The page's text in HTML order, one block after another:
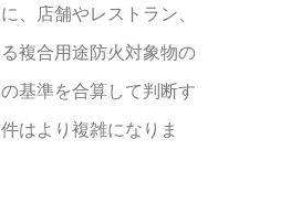
、店舗やレストラン、
複合用途防火対象物の
基準を合算して判断す
はより複雑になりま